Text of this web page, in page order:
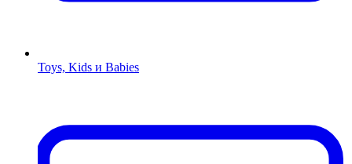
Toys, Kids и Babies